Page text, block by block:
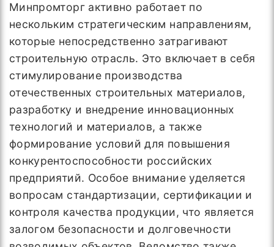
Минпромторг активно работает по
нескольким стратегическим направлениям,
которые непосредственно затрагивают
строительную отрасль. Это включает в себя
стимулирование производства
отечественных строительных материалов,
разработку и внедрение инновационных
технологий и материалов, а также
формирование условий для повышения
конкурентоспособности российских
предприятий. Особое внимание уделяется
вопросам стандартизации, сертификации и
контроля качества продукции, что является
залогом безопасности и долговечности